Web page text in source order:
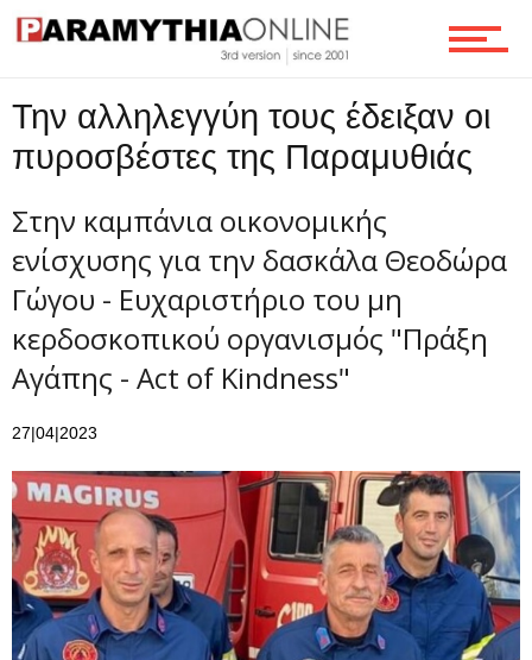
Επικοινωνία
Την αλληλεγγύη τους έδειξαν οι
πυροσβέστες της Παραμυθιάς
Στην καμπάνια οικονομικής
ενίσχυσης για την δασκάλα Θεοδώρα
Γώγου - Ευχαριστήριο του μη
κερδοσκοπικού οργανισμός "Πράξη
Αγάπης - Αct of Κindness"
27|04|2023